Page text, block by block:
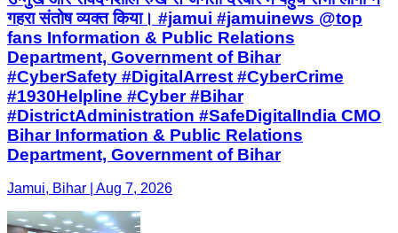
गहरा संतोष व्यक्त किया। #jamui #jamuinews @top
fans Information & Public Relations
Department, Government of Bihar
#CyberSafety #DigitalArrest #CyberCrime
#1930Helpline #Cyber #Bihar
#DistrictAdministration #SafeDigitalIndia CMO
Bihar Information & Public Relations
Department, Government of Bihar
Jamui, Bihar | Aug 7, 2026